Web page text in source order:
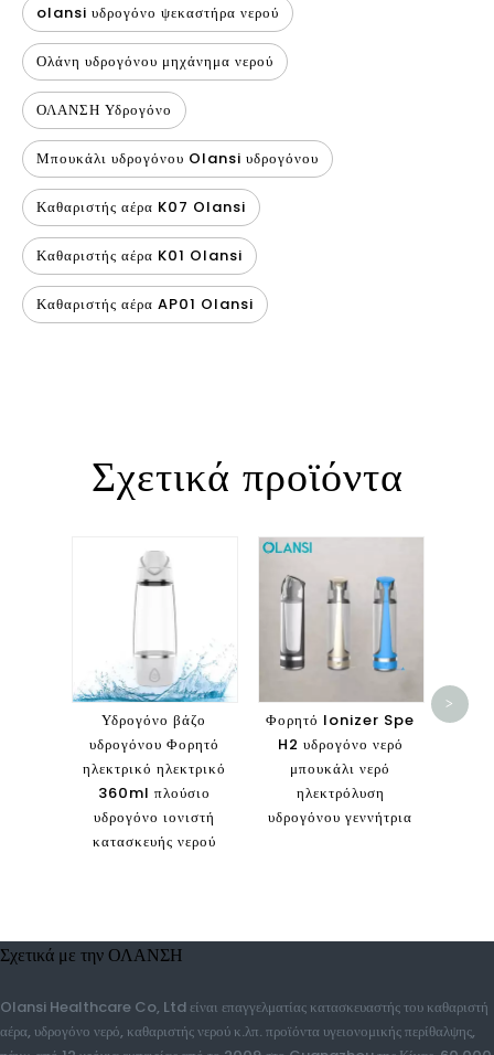
olansi υδρογόνο ψεκαστήρα νερού
Ολάνη υδρογόνου μηχάνημα νερού
ΟΛΑΝΣΗ Υδρογόνο
Μπουκάλι υδρογόνου Olansi υδρογόνου
Καθαριστής αέρα K07 Olansi
Καθαριστής αέρα K01 Olansi
Καθαριστής αέρα AP01 Olansi
Σχετικά προϊόντα
Υδρογόνο βάζο
υδρογόνου Φορητό
ηλεκτρικό ηλεκτρικό
360ml πλούσιο
υδρογόνο ιονιστή
κατασκευής νερού
Φορητό Ionizer Spe
H2 υδρογόνο νερό
μπουκάλι νερό
ηλεκτρόλυση
υδρογόνου γεννήτρια
>